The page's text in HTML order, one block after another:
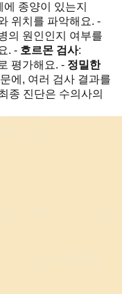
에 종양이 있는지
위치를 파악해요. -
의 원인인지 여부를
. - 호르몬 검사:
평가해요. - 정밀한
에, 여러 검사 결과를
종 진단은 수의사의